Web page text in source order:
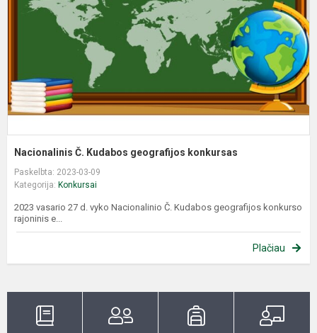
Nacionalinis Č. Kudabos geografijos konkursas
Paskelbta: 2023-03-09
Kategorija: Konkursai
2023 vasario 27 d. vyko Nacionalinio Č. Kudabos geografijos konkurso
rajoninis e...
Plačiau